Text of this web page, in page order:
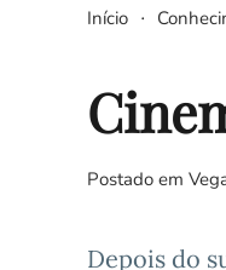
Início
Postado em
Depois do